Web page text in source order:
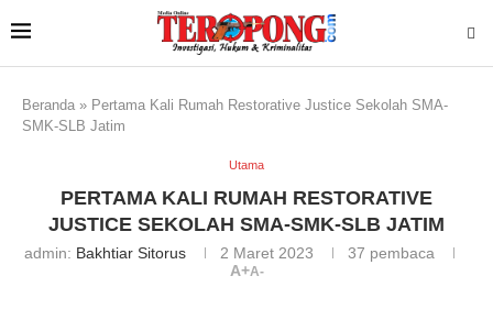
Beranda » Pertama Kali Rumah Restorative Justice Sekolah SMA-
SMK-SLB Jatim
Utama
PERTAMA KALI RUMAH RESTORATIVE
JUSTICE SEKOLAH SMA-SMK-SLB JATIM
admin: Bakhtiar Sitorus 2 Maret 2023 37 pembaca
A+A-